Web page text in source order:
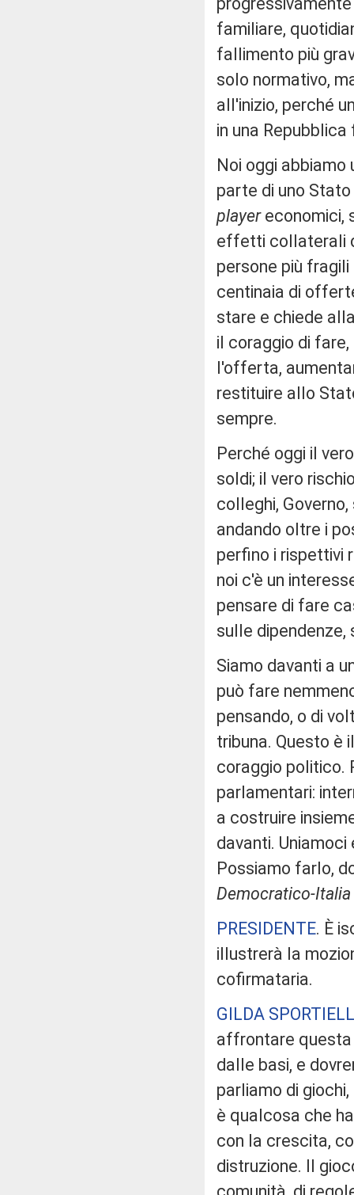
familiare,
fallimento più
solo normativo,
all'inizio, perché
in una
Noi oggi
parte di uno
player economici,
effetti collaterali
persone più
centinaia di
stare e chiede
il coraggio di
l'offerta,
restituire allo
sempre.
Perché oggi il
soldi; il vero
colleghi,
andando oltre i
perfino i rispettivi
noi c'è un
pensare di fare
sulle
Siamo davanti a
può fare
pensando, o di
tribuna. Questo è
coraggio politico.
parlamentari:
a costruire
davanti.
Possiamo farlo,
Democratico-
PRESIDENTE. È
illustrerà la
cofirmataria.
GILDA
affrontare questa
dalle basi, e
parliamo di
è qualcosa che
con la crescita,
distruzione. Il